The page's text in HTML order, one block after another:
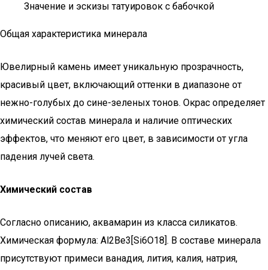
Значение и эскизы татуировок с бабочкой
Общая характеристика минерала
Ювелирный камень имеет уникальную прозрачность,
красивый цвет, включающий оттенки в диапазоне от
нежно-голубых до сине-зеленых тонов. Окрас определяет
химический состав минерала и наличие оптических
эффектов, что меняют его цвет, в зависимости от угла
падения лучей света.
Химический состав
Согласно описанию, аквамарин из класса силикатов.
Химическая формула: Al2Be3[Si6O18]. В составе минерала
присутствуют примеси ванадия, лития, калия, натрия,